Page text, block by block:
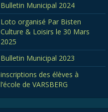
Bulletin Municipal 2024
Loto organisé Par Bisten
Culture & Loisirs le 30 Mars
2025
Bulletin Municipal 2023
inscriptions des élèves à
l’école de VARSBERG